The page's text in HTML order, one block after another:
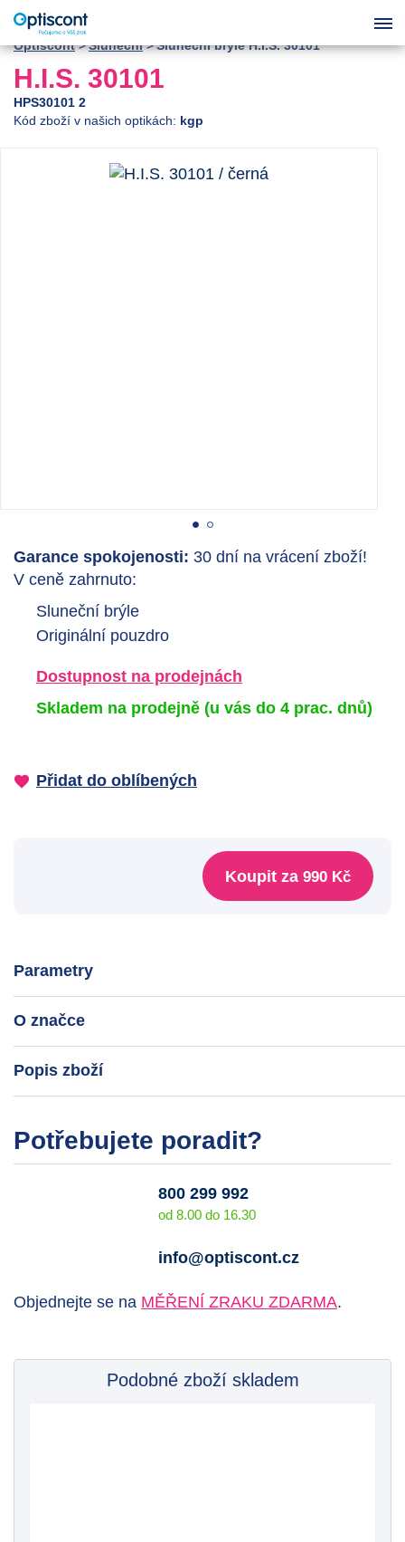
Optiscont Sluneční Sluneční brýle H.I.S. 30101
H.I.S. 30101
HPS30101 2
Kód zboží v našich optikách: kgp
Garance spokojenosti: 30 dní na vrácení zboží!
V ceně zahrnuto:
Sluneční brýle
Originální pouzdro
Dostupnost na prodejnách
Skladem na prodejně (u vás do 4 prac. dnů)
Přidat do oblíbených
Koupit za 990 Kč
Parametry
O značce
Popis zboží
Potřebujete poradit?
800 299 992
od 8.00 do 16.30
info@optiscont.cz
Objednejte se na MĚŘENÍ ZRAKU ZDARMA.
Podobné zboží skladem